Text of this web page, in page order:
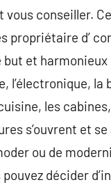
vous conseiller.
propriétaire d’
et harmonieux
l’électronique,
les
s’ouvrent et
ou de
décider